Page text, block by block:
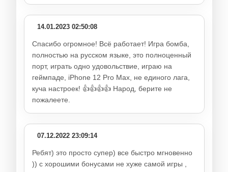
14.01.2023 02:50:08
Спасибо огромное! Всё работает! Игра бомба,
полностью на русском языке, это полноценный
порт, играть одно удовольствие, играю на
геймпаде, iPhone 12 Pro Max, не единого лага,
куча настроек! 👍👍👍👍 Народ, берите не
пожалеете.
07.12.2022 23:09:14
Ребят) это просто супер) все быстро мгновенно
)) с хорошими бонусами не хуже самой игры ,